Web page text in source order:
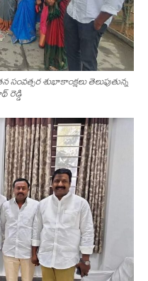
సంవత్సర శుభాకాంక్షలు తెలుపుతున్న
రెడ్డి